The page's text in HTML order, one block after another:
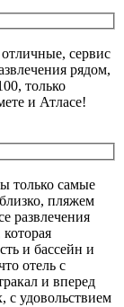
сервис
рядом,
только
и Атласе!
только самые
пляжем
развлечения
и бассейн и
отель с
и вперед
с удовольствием